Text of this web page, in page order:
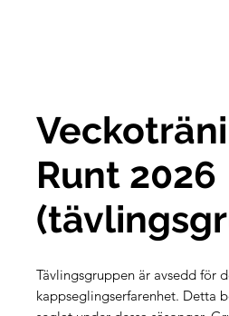
Runt 2026
Tävlingsgruppen är avsedd för
kappseglingserfarenhet. Detta